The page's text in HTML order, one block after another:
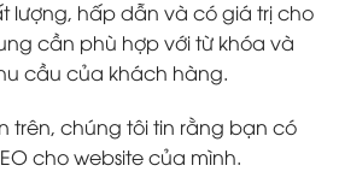
lượng, hấp dẫn và có giá trị cho
cần phù hợp với từ khóa và
cầu của khách hàng.
trên, chúng tôi tin rằng bạn có
cho website của mình.